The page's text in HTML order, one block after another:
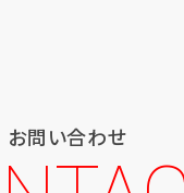
お問い合わせ